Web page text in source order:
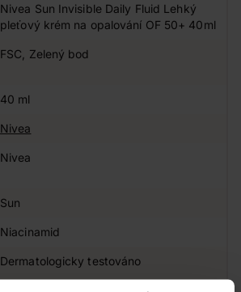
Nivea Sun Invisible Daily Fluid Lehký
pleťový krém na opalování OF 50+ 40ml
FSC, Zelený bod
40 ml
Nivea
Nivea
Sun
Niacinamid
Dermatologicky testováno